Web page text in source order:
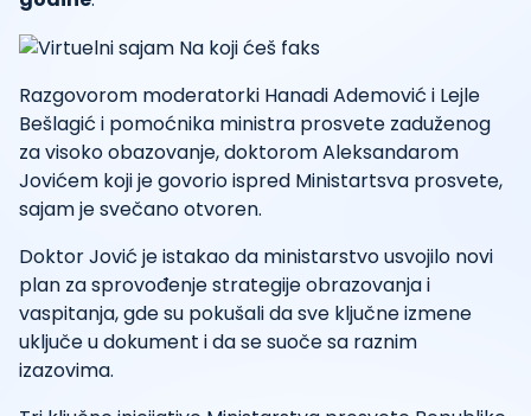
Razgovorom moderatorki Hanadi Ademović i Lejle
Bešlagić i pomoćnika ministra prosvete zaduženog
za visoko obazovanje, doktorom Aleksandarom
Jovićem koji je govorio ispred Ministartsva prosvete,
sajam je svečano otvoren.
Doktor Jović je istakao da ministarstvo usvojilo novi
plan za sprovođenje strategije obrazovanja i
vaspitanja, gde su pokušali da sve ključne izmene
uključe u dokument i da se suoče sa raznim
izazovima.